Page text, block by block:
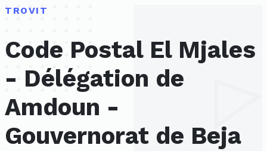
TROVIT
Code Postal El Mjales
- Délégation de
Amdoun -
Gouvernorat de Beja